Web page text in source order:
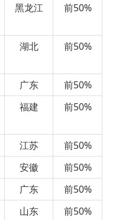
黑龙江 前50%
湖北 前50%
广东
前50%
福建 前50%
江苏
前50%
安徽
前50%
广东
前50%
山东 前50%